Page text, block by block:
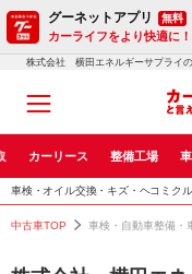
グーネットアプリ 無料
カーライフをより快適に！
株式会社 横田エネルギーサプライ
カーリース 整備工場
車検・オイル交換・キズ・ヘコミク
中古車TOP 車検・自動車整備・